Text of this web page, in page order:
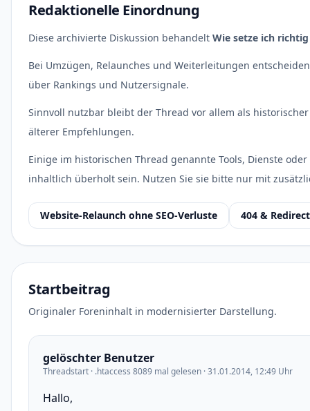
Redaktionelle Einordnung
Diese archivierte Diskussion behandelt Wie setze ich
Bei Umzügen, Relaunches und Weiterleitungen
über Rankings und Nutzersignale.
Sinnvoll nutzbar bleibt der Thread vor allem als
älterer Empfehlungen.
Einige im historischen Thread genannte Tools, Dienste
inhaltlich überholt sein. Nutzen Sie sie bitte nur mit
Website-Relaunch ohne SEO-Verluste 404 &
Startbeitrag
Originaler Foreninhalt in modernisierter Darstellung.
gelöschter Benutzer
Threadstart · .htaccess 8089 mal gelesen · 31.01.2014, 12:49 Uhr
Hallo,